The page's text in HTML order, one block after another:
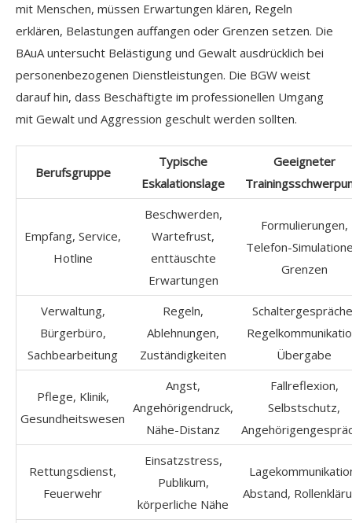
mit Menschen, müssen Erwartungen klären, Regeln
erklären, Belastungen auffangen oder Grenzen setzen. Die
BAuA untersucht Belästigung und Gewalt ausdrücklich bei
personenbezogenen Dienstleistungen. Die BGW weist
darauf hin, dass Beschäftigte im professionellen Umgang
mit Gewalt und Aggression geschult werden sollten.
Berufsgruppe
Typische
Eskalationslage
Geeigneter
Empfang, Service,
Hotline
Beschwerden,
Wartefrust,
enttäuschte
Erwartungen
Formulierungen,
Telefon-
Grenzen
Verwaltung,
Bürgerbüro,
Sachbearbeitung
Regeln,
Ablehnungen,
Zuständigkeiten
Übergabe
Pflege, Klinik,
Gesundheitswesen
Angst,
Angehörigendruck,
Nähe-Distanz
Fallreflexion,
Selbstschutz,
Rettungsdienst,
Feuerwehr
Einsatzstress,
Publikum,
körperliche Nähe
Abstand,